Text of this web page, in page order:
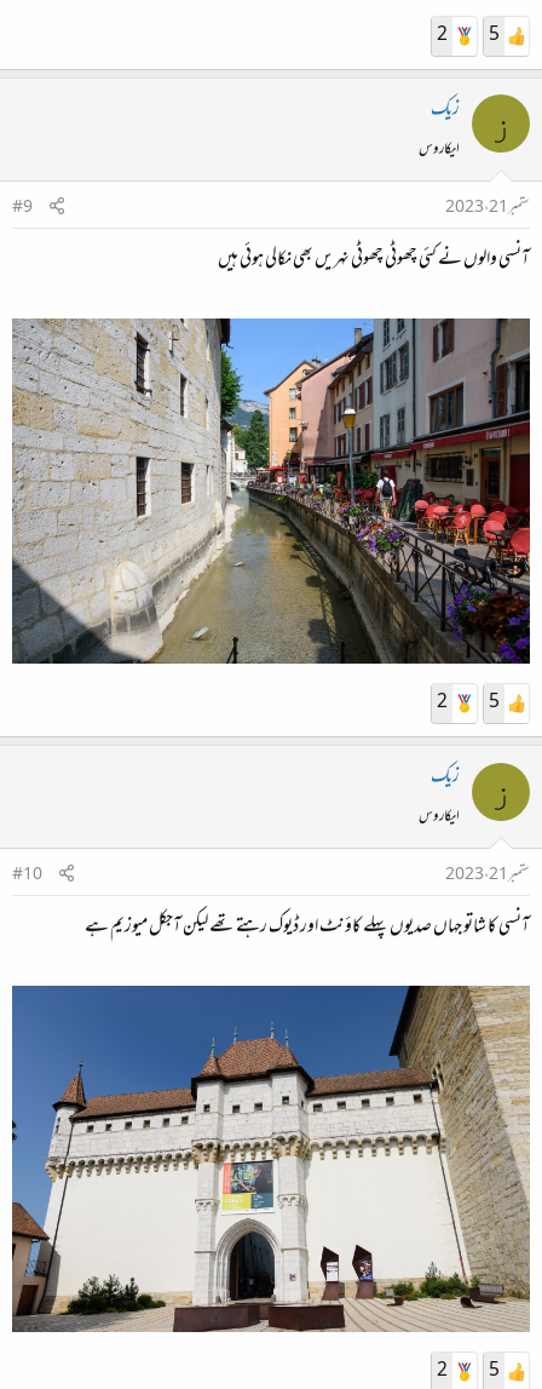
5
2
ز زیک
ایکاروس
ستمبر 21، 2023
#9
آنسی والوں نے کئی چھوٹی چھوٹی نہریں بھی نکالی ہوئی ہیں
5
2
ز زیک
ایکاروس
ستمبر 21، 2023
#10
آنسی کا شاتو جہاں صدیوں پہلے کاؤنٹ اور ڈیوک رہتے تھے لیکن آجکل میوزیم ہے
5
2